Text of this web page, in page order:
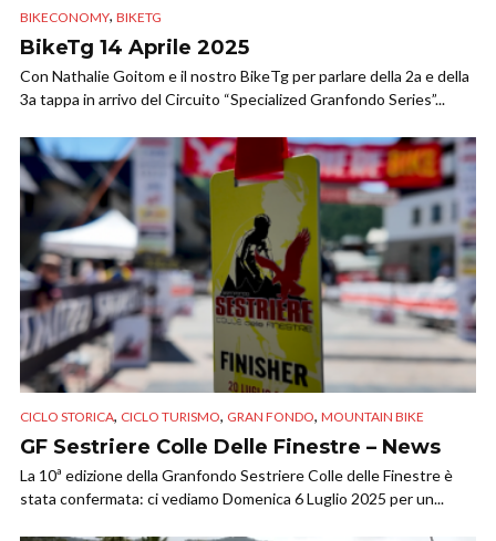
BIKECONOMY, BIKETG
BikeTg 14 Aprile 2025
Con Nathalie Goitom e il nostro BikeTg per parlare della 2a e della
3a tappa in arrivo del Circuito “Specialized Granfondo Series”...
CICLO STORICA, CICLO TURISMO, GRAN FONDO, MOUNTAIN BIKE
GF Sestriere Colle Delle Finestre – News
La 10ª edizione della Granfondo Sestriere Colle delle Finestre è
stata confermata: ci vediamo Domenica 6 Luglio 2025 per un...